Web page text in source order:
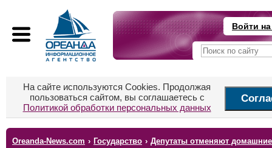
Войти
На сайте используются Cookies. Продолжая
пользоваться сайтом, вы соглашаетесь с
Политикой обработки персональных данных
Oreanda-News.com › Государство › Депутаты отменяют